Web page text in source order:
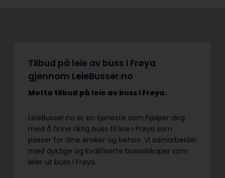
Tilbud på leie av buss i Frøya
gjennom LeieBusser.no
Motta tilbud på leie av buss i Frøya.
LeieBusser.no er en tjeneste som hjelper deg
med å finne riktig buss til leie i Frøya som
passer for dine ønsker og behov. Vi samarbeider
med dyktige og kvalifiserte busselskaper som
leier ut buss i Frøya.